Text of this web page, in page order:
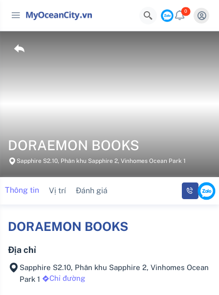
0
DORAEMON BOOKS
Sapphire S2.10, Phân khu Sapphire 2, Vinhomes Ocean Park 1
Thông tin Vị trí Đánh giá
DORAEMON BOOKS
Địa chỉ
Sapphire S2.10, Phân khu Sapphire 2, Vinhomes Ocean
Park 1
Chỉ đường